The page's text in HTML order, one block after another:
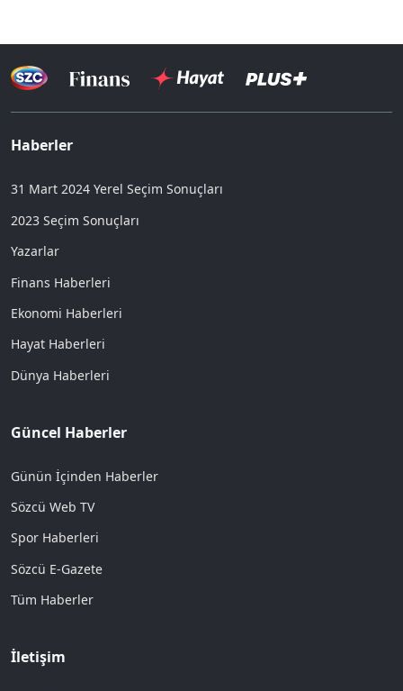
Haberler
31 Mart 2024 Yerel Seçim Sonuçları
2023 Seçim Sonuçları
Yazarlar
Finans Haberleri
Ekonomi Haberleri
Hayat Haberleri
Dünya Haberleri
Güncel Haberler
Günün İçinden Haberler
Sözcü Web TV
Spor Haberleri
Sözcü E-Gazete
Tüm Haberler
İletişim